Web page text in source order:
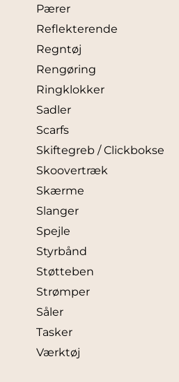
Pærer
Reflekterende
Regntøj
Rengøring
Ringklokker
Sadler
Scarfs
Skiftegreb / Clickbokse
Skoovertræk
Skærme
Slanger
Spejle
Styrbånd
Støtteben
Strømper
Såler
Tasker
Værktøj